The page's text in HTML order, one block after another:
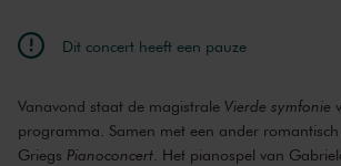
Dit concert heeft een pauze
Vanavond staat de magistrale Vierde symfonie
programma. Samen met een ander
Griegs Pianoconcert . Het pianospel van